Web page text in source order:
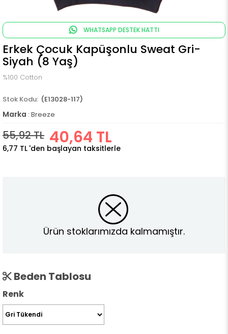
WHATSAPP DESTEK HATTI
Erkek Çocuk Kapüşonlu Sweat Gri-
Siyah (8 Yaş)
%100 Cotton
(E13028-117)
Marka : Breeze
55,92 TL 40,64 TL
6,77 TL 'den başlayan taksitlerle
Ürün stoklarımızda kalmamıştır.
Beden Tablosu
Renk